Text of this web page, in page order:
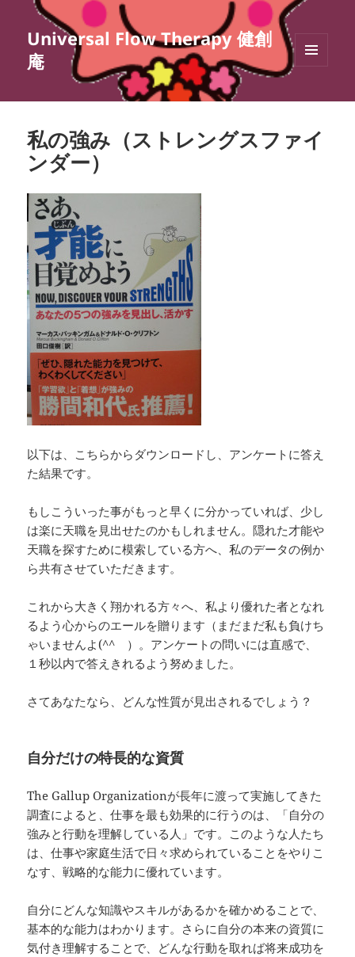
Universal Flow Therapy 健創
庵
ィジェ
私の強み（ストレングスファイ
ンダー）
以下は、こちらからダウンロードし、アンケートに答え
た結果です。
もしこういった事がもっと早くに分かっていれば、少し
は楽に天職を見出せたのかもしれません。隠れた才能や
天職を探すために模索している方へ、私のデータの例か
ら共有させていただきます。
これから大きく翔かれる方々へ、私より優れた者となれ
るよう心からのエールを贈ります（まだまだ私も負けち
ゃいませんよ(^^ゞ）。アンケートの問いには直感で、
１秒以内で答えきれるよう努めました。
さてあなたなら、どんな性質が見出されるでしょう？
自分だけの特長的な資質
The Gallup Organizationが長年に渡って実施してきた
調査によると、仕事を最も効果的に行うのは、「自分の
強みと行動を理解している人」です。このような人たち
は、仕事や家庭生活で日々求められていることをやりこ
なす、戦略的な能力に優れています。
自分にどんな知識やスキルがあるかを確かめることで、
基本的な能力はわかります。さらに自分の本来の資質に
気付き理解することで、どんな行動を取れば将来成功を